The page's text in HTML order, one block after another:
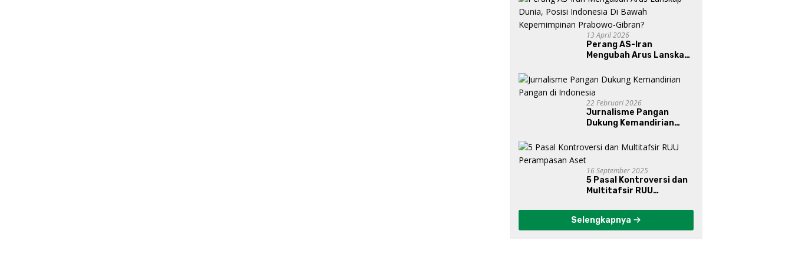
13 April 2026
Perang AS-Iran
Mengubah Arus Lanskap
Bawah Kepemimpinan
Prabowo-Gibran?
22 Februari 2026
Jurnalisme Pangan
Dukung Kemandirian
16 September 2025
5 Pasal Kontroversi dan
Multitafsir RUU
Selengkapnya